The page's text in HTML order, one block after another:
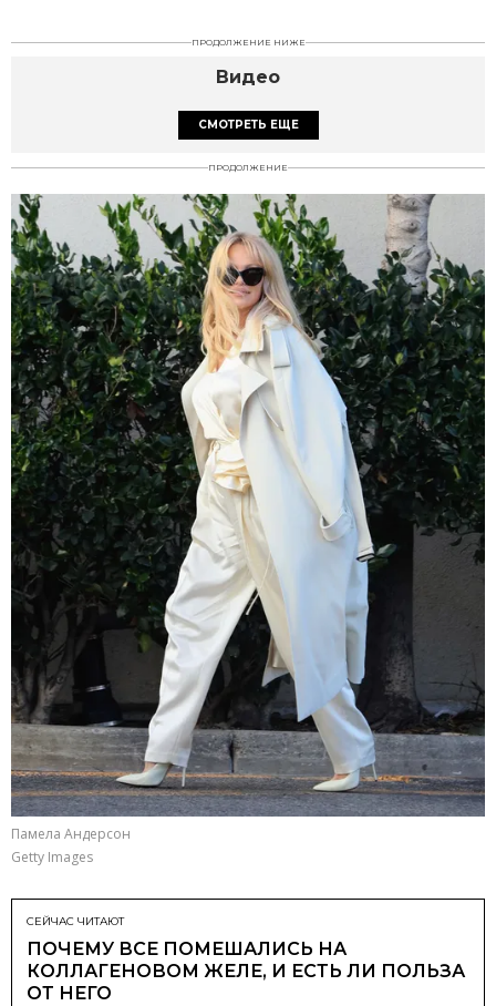
ПРОДОЛЖЕНИЕ НИЖЕ
Видео
СМОТРЕТЬ ЕЩЕ
ПРОДОЛЖЕНИЕ
Памела Андерсон
Getty Images
СЕЙЧАС ЧИТАЮТ
ПОЧЕМУ ВСЕ ПОМЕШАЛИСЬ НА
КОЛЛАГЕНОВОМ ЖЕЛЕ, И ЕСТЬ ЛИ ПОЛЬЗА
ОТ НЕГО